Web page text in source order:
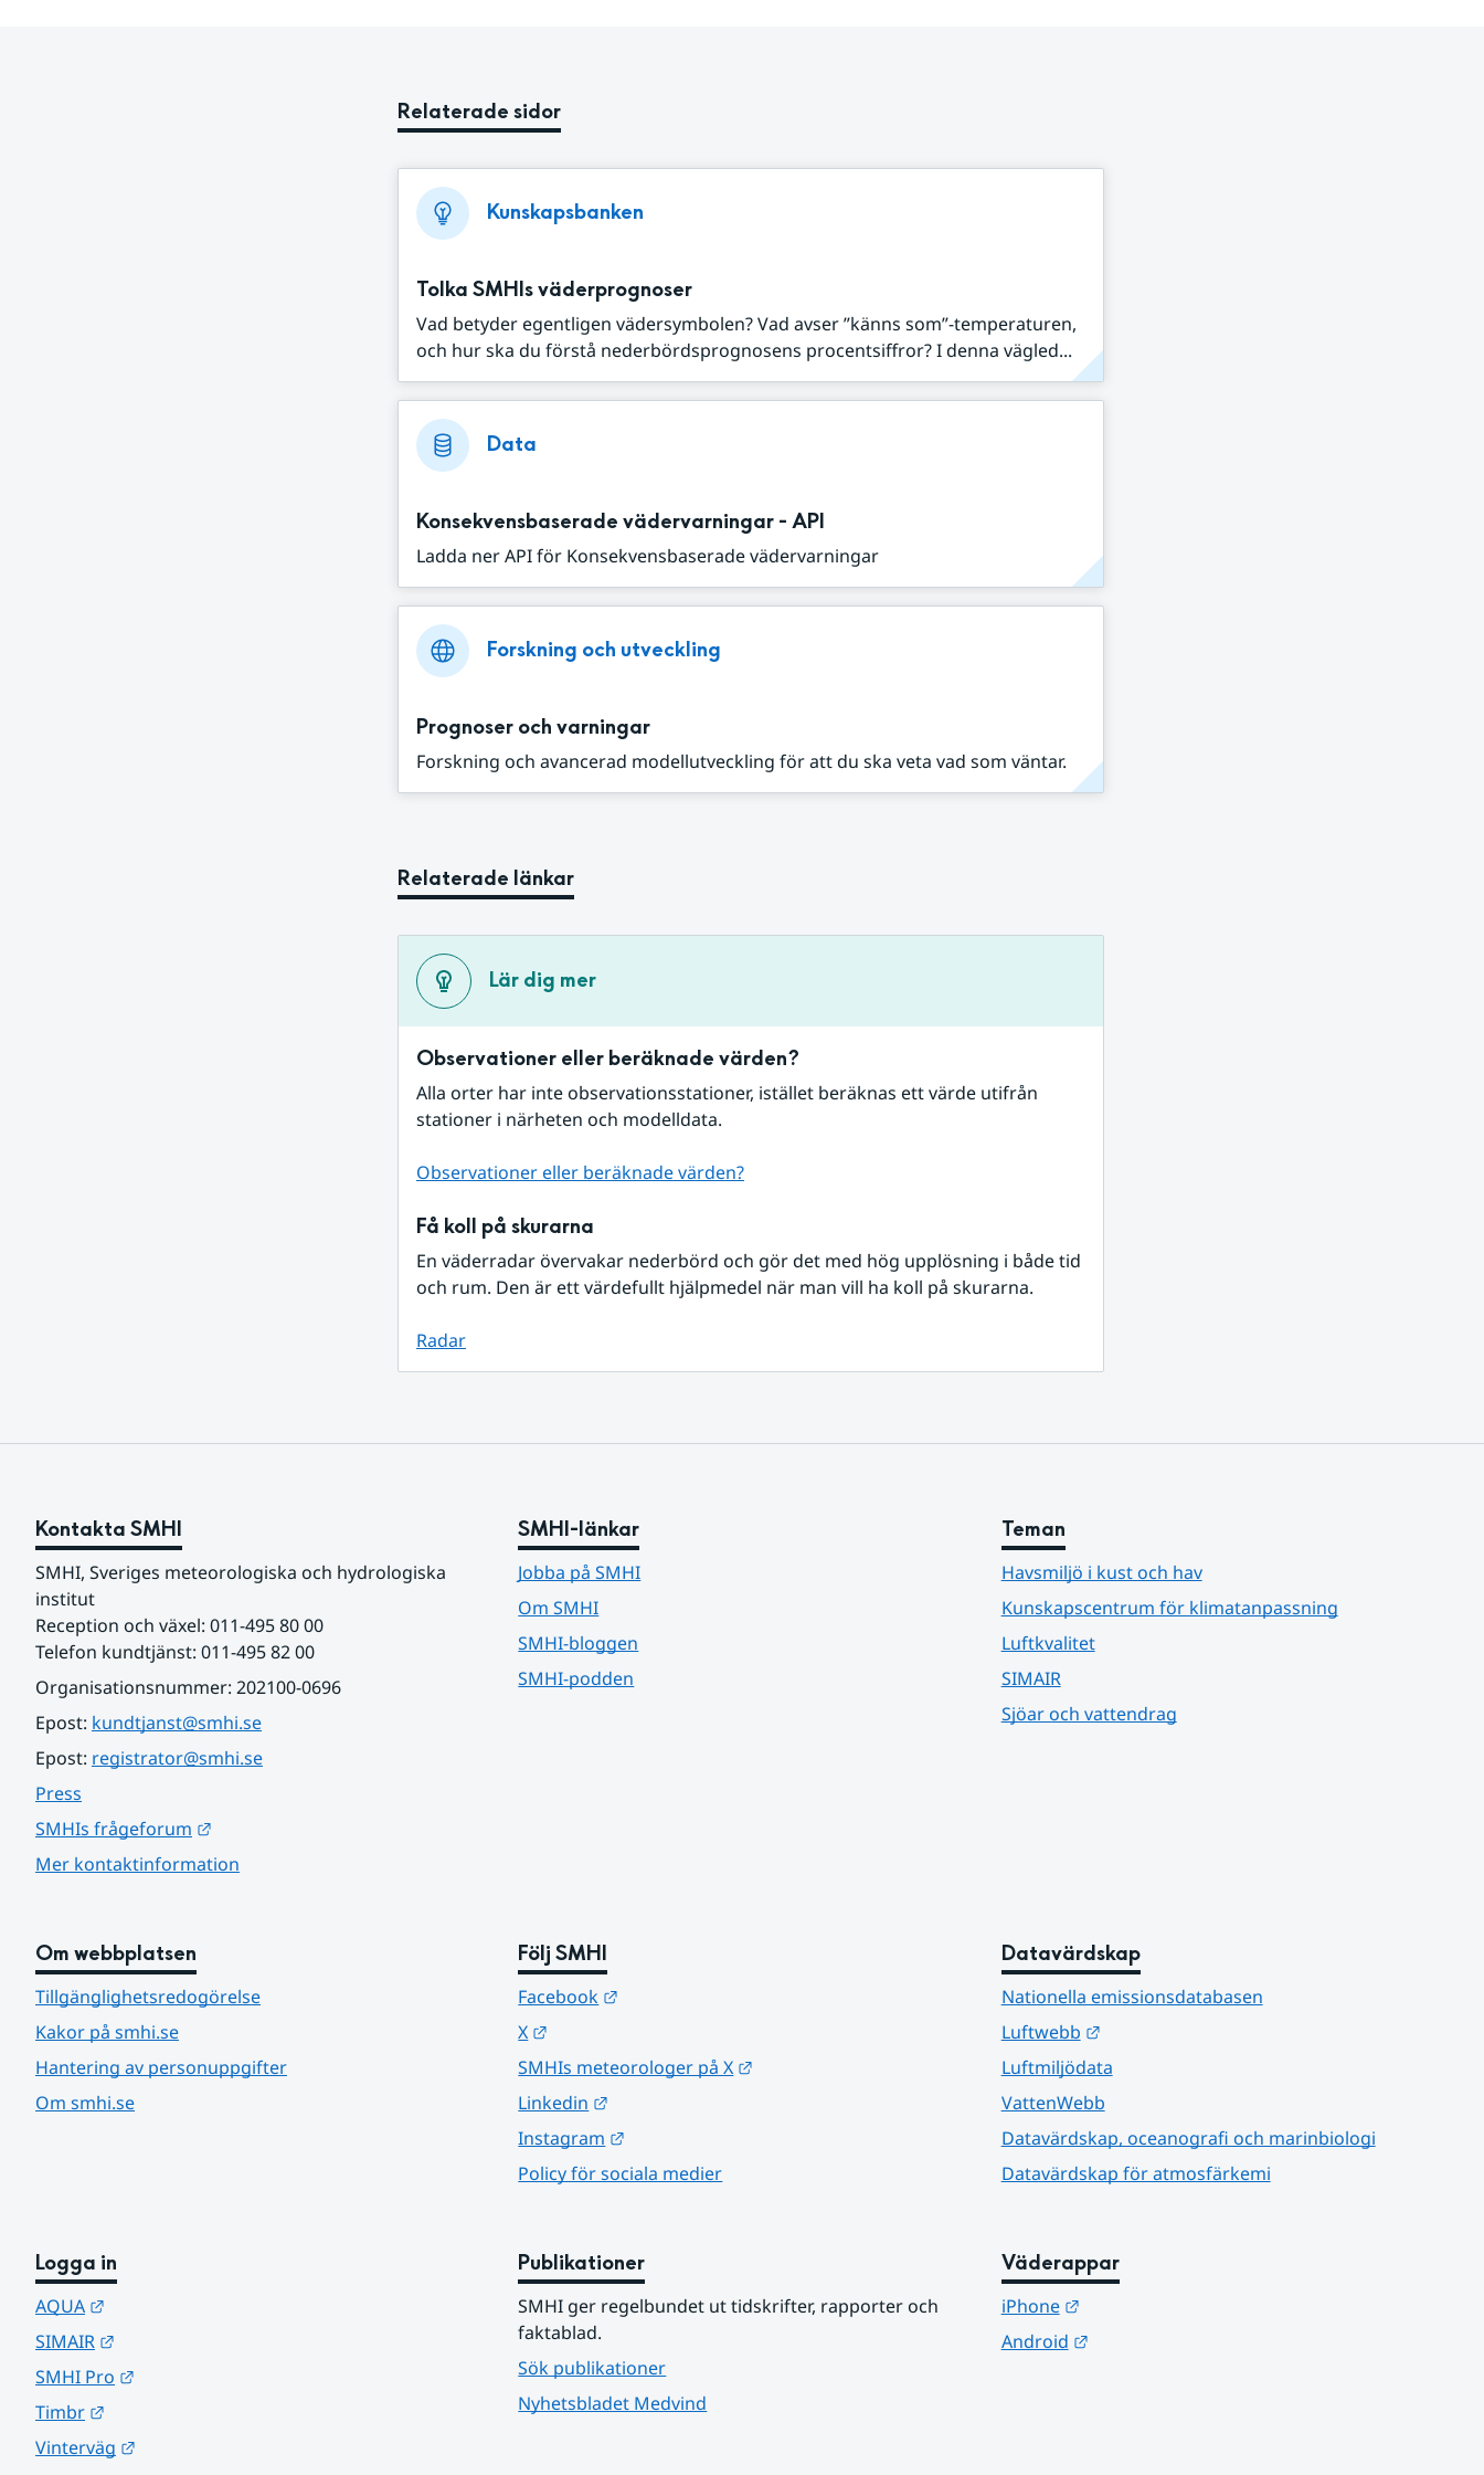
Relaterade sidor
Kunskapsbanken
Tolka SMHIs väderprognoser
Vad betyder egentligen vädersymbolen? Vad avser ”känns som”-temperaturen,
och hur ska du förstå nederbördsprognosens procentsiffror? I denna vägled...
Data
Konsekvensbaserade vädervarningar - API
Ladda ner API för Konsekvensbaserade vädervarningar
Forskning och utveckling
Prognoser och varningar
Forskning och avancerad modellutveckling för att du ska veta vad som väntar.
Relaterade länkar
Lär dig mer
Observationer eller beräknade värden?
Alla orter har inte observationsstationer, istället beräknas ett värde utifrån
stationer i närheten och modelldata.
Observationer eller beräknade värden?
Få koll på skurarna
En väderradar övervakar nederbörd och gör det med hög upplösning i både tid
och rum. Den är ett värdefullt hjälpmedel när man vill ha koll på skurarna.
Radar
Kontakta SMHI
SMHI, Sveriges meteorologiska och hydrologiska
institut
Reception och växel: 011-495 80 00
Telefon kundtjänst: 011-495 82 00
Organisationsnummer: 202100-0696
Epost: kundtjanst@smhi.se
Epost: registrator@smhi.se
Press
SMHIs frågeforum
Mer kontaktinformation
SMHI-länkar
Jobba på SMHI
Om SMHI
SMHI-bloggen
SMHI-podden
Teman
Havsmiljö i kust och hav
Kunskapscentrum för klimatanpassning
Luftkvalitet
SIMAIR
Sjöar och vattendrag
Om webbplatsen
Tillgänglighetsredogörelse
Kakor på smhi.se
Hantering av personuppgifter
Om smhi.se
Följ SMHI
Facebook
X
SMHIs meteorologer på X
Linkedin
Instagram
Policy för sociala medier
Datavärdskap
Nationella emissionsdatabasen
Luftwebb
Länk till annan webbplats.
Luftmiljödata
VattenWebb
Datavärdskap, oceanografi och marinbiologi
Datavärdskap för atmosfärkemi
Logga in
AQUA
SIMAIR
SMHI Pro
Timbr
Vinterväg
Publikationer
SMHI ger regelbundet ut tidskrifter, rapporter och
faktablad.
Sök publikationer
Nyhetsbladet Medvind
Väderappar
iPhone
Länk till annan webbplats.
Android
Länk till annan webbplats.